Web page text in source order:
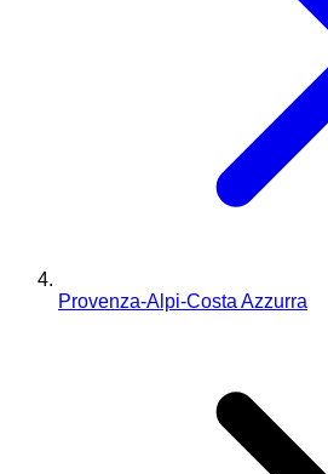
Provenza-Alpi-Costa Azzurra